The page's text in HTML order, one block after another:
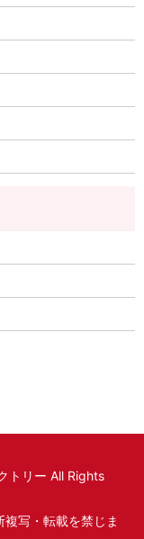
トリー All Rights
複写・転載を禁じま